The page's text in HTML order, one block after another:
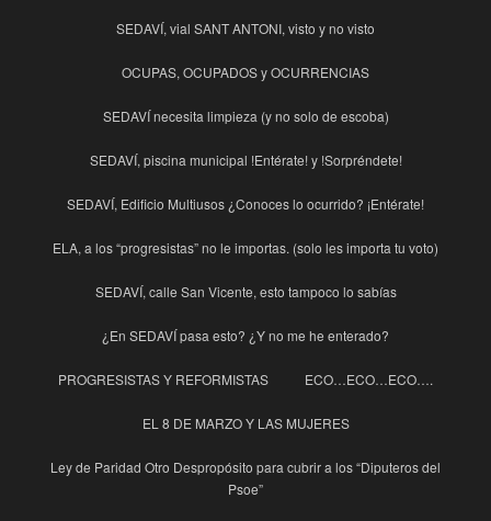
SEDAVÍ, vial SANT ANTONI, visto y no visto
OCUPAS, OCUPADOS y OCURRENCIAS
SEDAVÍ necesita limpieza (y no solo de escoba)
SEDAVÍ, piscina municipal !Entérate! y !Sorpréndete!
SEDAVÍ, Edificio Multiusos ¿Conoces lo ocurrido? ¡Entérate!
ELA, a los “progresistas” no le importas. (solo les importa tu voto)
SEDAVÍ, calle San Vicente, esto tampoco lo sabías
¿En SEDAVÍ pasa esto? ¿Y no me he enterado?
PROGRESISTAS Y REFORMISTAS ECO…ECO…ECO….
EL 8 DE MARZO Y LAS MUJERES
Ley de Paridad Otro Despropósito para cubrir a los “Diputeros del
Psoe”